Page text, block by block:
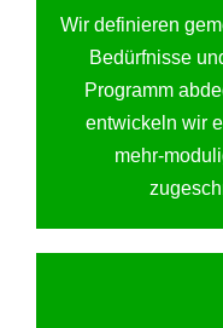
Wir definieren
Bedürfnisse
Programm
entwickeln wir
mehr-